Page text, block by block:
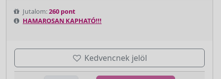
Jutalom:260 pont
HAMAROSAN KAPHATÓ!!!
Kedvencnek jelöl